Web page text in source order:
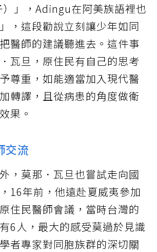
」，Adingu在阿美族語裡也
，這段勸說立刻讓少年如同
醫師的建議聽進去。這件事
瓦旦，原住民有自己的思考
尊重，如能適當加入現代醫
轉譯，且從病患的角度做衛
果。
交流
，莫那．瓦旦也嘗試走向國
16年前，他遠赴夏威夷參加
住民醫師會議，當時台灣的
6人，最大的感受莫過於見識
者專家對同胞族群的深切關